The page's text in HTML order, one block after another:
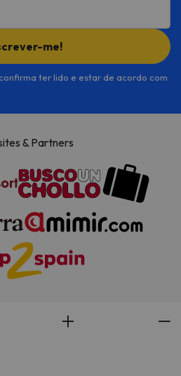
me!
ter lido e estar de acordo com
& Partners